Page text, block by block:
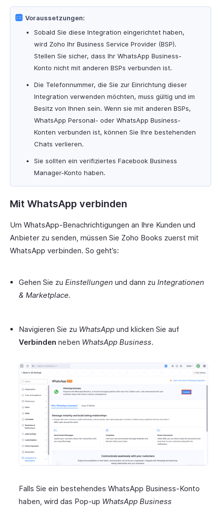
Voraussetzungen:
Sobald Sie diese Integration eingerichtet haben,
wird Zoho Ihr Business Service Provider (BSP).
Stellen Sie sicher, dass Ihr WhatsApp Business-
Konto nicht mit anderen BSPs verbunden ist.
Die Telefonnummer, die Sie zur Einrichtung dieser
Integration verwenden möchten, muss gültig und im
Besitz von Ihnen sein. Wenn sie mit anderen BSPs,
WhatsApp Personal- oder WhatsApp Business-
Konten verbunden ist, können Sie Ihre bestehenden
Chats verlieren.
Sie sollten ein verifiziertes Facebook Business
Manager-Konto haben.
Mit WhatsApp verbinden
Um WhatsApp-Benachrichtigungen an Ihre Kunden und
Anbieter zu senden, müssen Sie Zoho Books zuerst mit
WhatsApp verbinden. So geht’s:
Gehen Sie zu Einstellungen und dann zu Integrationen
& Marketplace.
Navigieren Sie zu WhatsApp und klicken Sie auf
Verbinden neben WhatsApp Business.
Falls Sie ein bestehendes WhatsApp Business-Konto
haben, wird das Pop-up WhatsApp Business